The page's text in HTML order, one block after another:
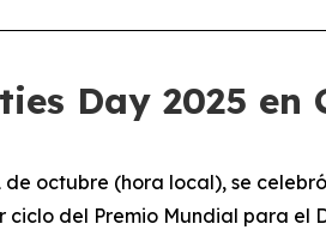
Day 2025 en
de octubre (hora local), se
del Premio Mundial para el